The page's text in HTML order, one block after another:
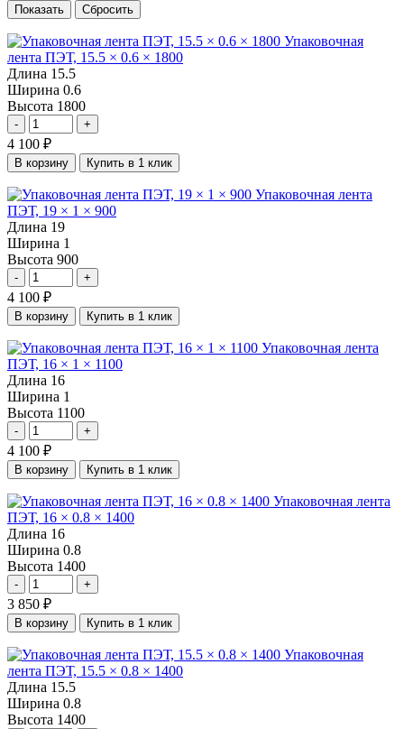
Упаковочная
лента ПЭТ, 15.5 × 0.6 × 1800
Длина 15.5
Ширина 0.6
Высота 1800
- +
4 100 ₽
В корзину Купить в 1 клик
Упаковочная лента
ПЭТ, 19 × 1 × 900
Длина 19
Ширина 1
Высота 900
- +
4 100 ₽
В корзину Купить в 1 клик
Упаковочная лента
ПЭТ, 16 × 1 × 1100
Длина 16
Ширина 1
Высота 1100
- +
4 100 ₽
В корзину Купить в 1 клик
Упаковочная лента
ПЭТ, 16 × 0.8 × 1400
Длина 16
Ширина 0.8
Высота 1400
- +
3 850 ₽
В корзину Купить в 1 клик
Упаковочная
лента ПЭТ, 15.5 × 0.8 × 1400
Длина 15.5
Ширина 0.8
Высота 1400